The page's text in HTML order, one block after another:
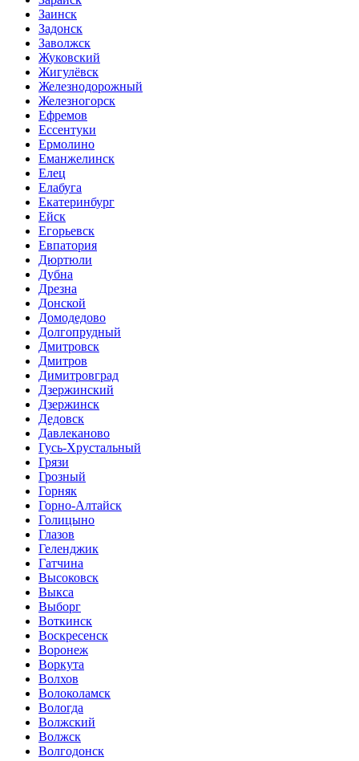
Заинск
Задонск
Заволжск
Жуковский
Жигулёвск
Железнодорожный
Железногорск
Ефремов
Ессентуки
Ермолино
Еманжелинск
Елец
Елабуга
Екатеринбург
Ейск
Егорьевск
Евпатория
Дюртюли
Дубна
Дрезна
Донской
Домодедово
Долгопрудный
Дмитровск
Дмитров
Димитровград
Дзержинский
Дзержинск
Дедовск
Давлеканово
Гусь-Хрустальный
Грязи
Грозный
Горняк
Горно-Алтайск
Голицыно
Глазов
Геленджик
Гатчина
Высоковск
Выкса
Выборг
Воткинск
Воскресенск
Воронеж
Воркута
Волхов
Волоколамск
Вологда
Волжский
Волжск
Волгодонск